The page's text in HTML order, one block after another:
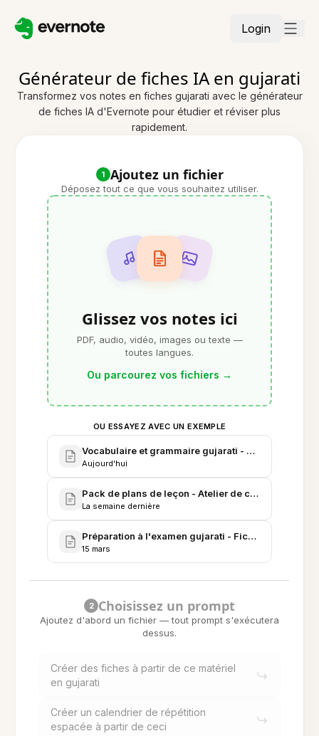
Login
Générateur de fiches IA en gujarati
Transformez vos notes en fiches gujarati avec le générateur
de fiches IA d'Evernote pour étudier et réviser plus
rapidement.
1 Ajoutez un fichier
Déposez tout ce que vous souhaitez utiliser.
Glissez vos notes ici
PDF, audio, vidéo, images ou texte —
toutes langues.
Ou parcourez vos fichiers →
OU ESSAYEZ AVEC UN EXEMPLE
Vocabulaire et grammaire gujarati - Notes du
Aujourd'hui
Pack de plans de leçon - Atelier de conversation
La semaine dernière
Préparation à l'examen gujarati - Fiches & journal
15 mars
2 Choisissez un prompt
Ajoutez d'abord un fichier — tout prompt s'exécutera
dessus.
Créer des fiches à partir de ce matériel
en gujarati
Créer un calendrier de répétition
espacée à partir de ceci